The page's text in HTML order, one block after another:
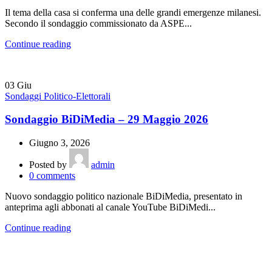
Il tema della casa si conferma una delle grandi emergenze milanesi.
Secondo il sondaggio commissionato da ASPE...
Continue reading
03 Giu
Sondaggi Politico-Elettorali
Sondaggio BiDiMedia – 29 Maggio 2026
Giugno 3, 2026
Posted by
admin
0 comments
Nuovo sondaggio politico nazionale BiDiMedia, presentato in
anteprima agli abbonati al canale YouTube BiDiMedi...
Continue reading